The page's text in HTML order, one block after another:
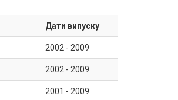
Дати випуску
2002 - 2009
2002 - 2009
2001 - 2009